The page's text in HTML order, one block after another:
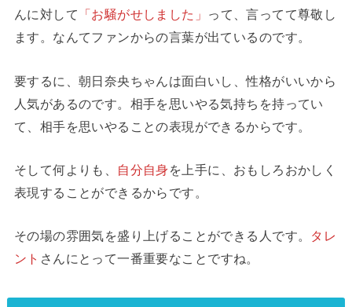
んに対して
「お騒がせしました」
って、言ってて尊敬し
ます。なんてファンからの言葉が出ているのです。
要するに、朝日奈央ちゃんは面白いし、性格がいいから
人気があるのです。相手を思いやる気持ちを持ってい
て、相手を思いやることの表現ができるからです。
そして何よりも、 自分自身 を上手に、おもしろおかしく
表現することができるからです。
その場の雰囲気を盛り上げることができる人です。 タレ
ント さんにとって一番重要なことですね。